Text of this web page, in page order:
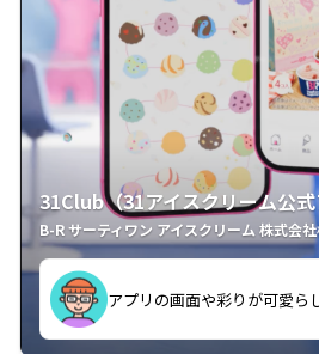
31Club（31アイスクリーム公
B-R サーティワン アイスクリーム 株式会
アプリの画面や彩りが可愛ら
クラスごとに特典があるよう
す。